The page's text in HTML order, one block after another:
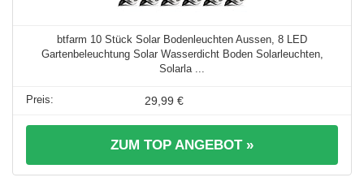
btfarm 10 Stück Solar Bodenleuchten Aussen, 8 LED
Gartenbeleuchtung Solar Wasserdicht Boden Solarleuchten,
Solarla ...
29,99 €
ZUM TOP ANGEBOT »